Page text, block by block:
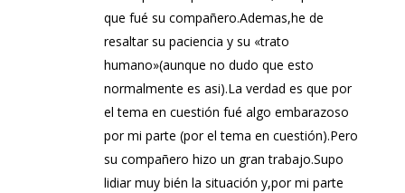
que fué su compañero.Ademas,he de
resaltar su paciencia y su «trato
humano»(aunque no dudo que esto
normalmente es asi).La verdad es que por
el tema en cuestión fué algo embarazoso
por mi parte (por el tema en cuestión).Pero
su compañero hizo un gran trabajo.Supo
lidiar muy bién la situación y,por mi parte